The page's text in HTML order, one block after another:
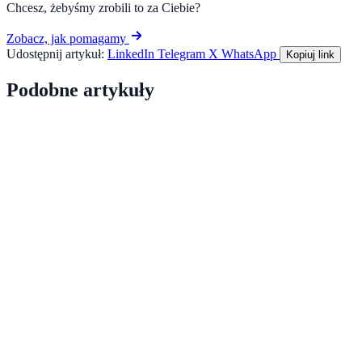
Chcesz, żebyśmy zrobili to za Ciebie?
Zobacz, jak pomagamy
Udostępnij artykuł: LinkedIn Telegram X WhatsApp Kopiuj link
Podobne artykuły